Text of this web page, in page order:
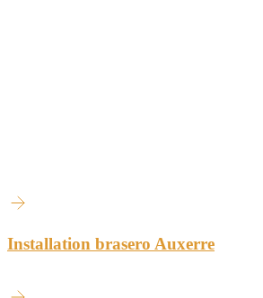
Installation brasero Auxerre